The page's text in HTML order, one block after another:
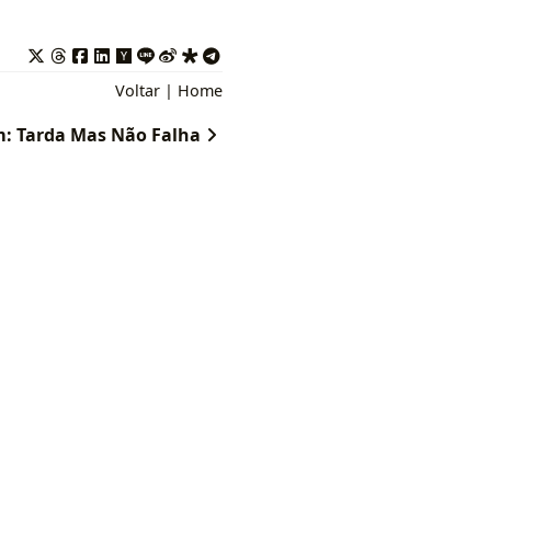
Voltar | Home
Tarda Mas Não Falha